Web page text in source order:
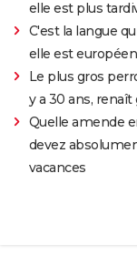
elle est plus
C'est la langue
elle est
Le plus gros
y a 30 ans, renaît
Quelle amende
devez
vacances